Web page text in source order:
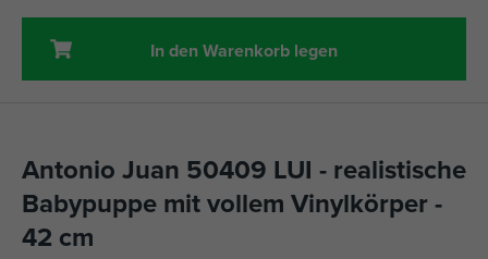
In den Warenkorb legen
Antonio Juan 50409 LUI - realistische
Babypuppe mit vollem Vinylkörper -
42 cm